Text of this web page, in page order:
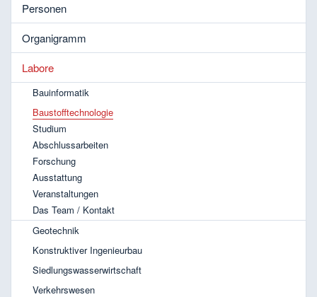
Personen
Organigramm
Labore
Bauinformatik
Baustofftechnologie
Studium
Abschlussarbeiten
Forschung
Ausstattung
Veranstaltungen
Das Team / Kontakt
Geotechnik
Konstruktiver Ingenieurbau
Siedlungswasserwirtschaft
Verkehrswesen